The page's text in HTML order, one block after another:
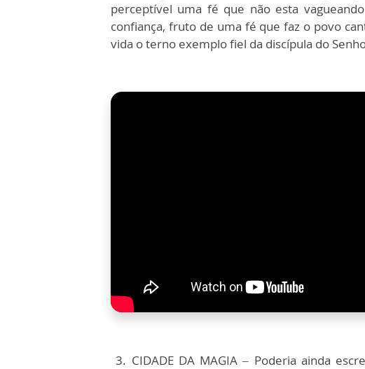
perceptível uma fé que não esta
confiança, fruto de uma fé que faz o povo
vida o terno exemplo fiel da discípula do
3. CIDADE DA MAGIA – Poderia ainda